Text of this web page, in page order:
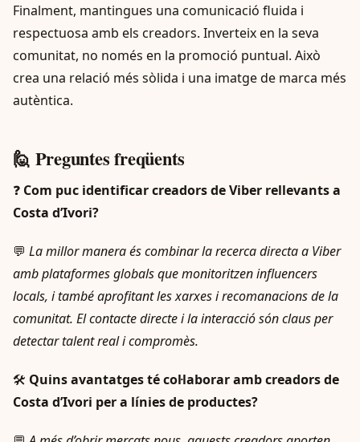
Finalment, mantingues una comunicació fluida i
respectuosa amb els creadors. Inverteix en la seva
comunitat, no només en la promoció puntual. Això
crea una relació més sòlida i una imatge de marca més
autèntica.
🙋 Preguntes freqüents
❓ Com puc identificar creadors de Viber rellevants a
Costa d’Ivori?
💬 La millor manera és combinar la recerca directa a Viber
amb plataformes globals que monitoritzen influencers
locals, i també aprofitant les xarxes i recomanacions de la
comunitat. El contacte directe i la interacció són claus per
detectar talent real i compromès.
🛠️ Quins avantatges té col·laborar amb creadors de
Costa d’Ivori per a línies de productes?